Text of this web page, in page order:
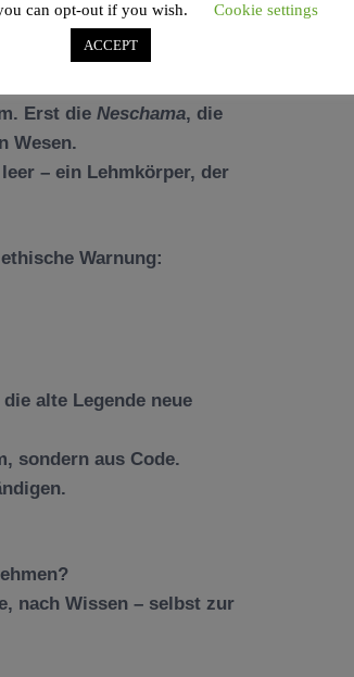
mächtig, aber seelenlos.
Erst die Neschama, die
Wesen.
– ein Lehmkörper, der
Warnung:
alte Legende neue
sondern aus Code.
nach Wissen – selbst zur
can opt-out if you wish.
Cookie settings
ACCEPT